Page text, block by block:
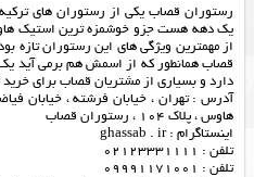
رستوران قصاب یکی از رستوران های
یک دهه هست جزو خوشمزه ترین استیک
از مهمترین ویژگی های این رستوران
قصاب همانطور که از اسمش هم برمی آید
دارد و بسیاری از مشتریان قصاب برای
آدرس : تهران ، خیابان فرشته ، خیابان
هاوس ، پلاک 104 ، رستوران قصاب
اینستاگرام : ghassab . ir
تلفن : 02123331111
تلفن : 09991171001